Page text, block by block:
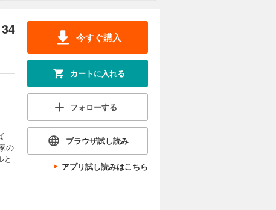
の
と
今すぐ購入
カートに入れる
フォローする
ブラウザ試し読み
アプリ試し読みはこちら
！
夢じゃ
きるの
！
カートに入れる
試し読み